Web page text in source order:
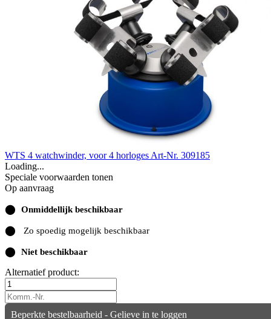
WTS 4 watchwinder, voor 4 horloges Art-Nr. 309185
Loading...
Speciale voorwaarden tonen
Op aanvraag
⬤ Onmiddellijk beschikbaar
⬤ Zo spoedig mogelijk beschikbaar
⬤ Niet beschikbaar
Alternatief product:
Beperkte bestelbaarheid - Gelieve in te loggen